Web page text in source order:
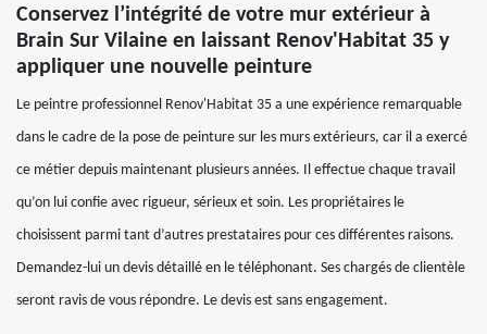
Conservez l’intégrité de votre mur extérieur à
Brain Sur Vilaine en laissant Renov'Habitat 35 y
appliquer une nouvelle peinture
Le peintre professionnel Renov'Habitat 35 a une expérience remarquable
dans le cadre de la pose de peinture sur les murs extérieurs, car il a exercé
ce métier depuis maintenant plusieurs années. Il effectue chaque travail
qu’on lui confie avec rigueur, sérieux et soin. Les propriétaires le
choisissent parmi tant d’autres prestataires pour ces différentes raisons.
Demandez-lui un devis détaillé en le téléphonant. Ses chargés de clientèle
seront ravis de vous répondre. Le devis est sans engagement.